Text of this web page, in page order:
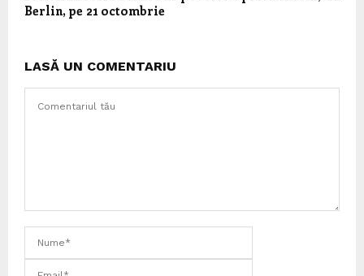
Berlin, pe 21 octombrie
LASĂ UN COMENTARIU